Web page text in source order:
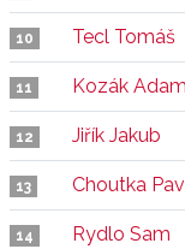
10 Tecl Tomáš
11 Kozák Adam
12 Jiřík Jakub
13 Choutka
14 Rydlo Sam